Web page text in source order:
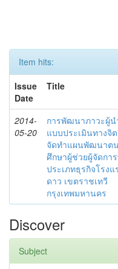
Item hits:
Issue
Date
Title
2014-
05-20
การพัฒนาภาวะผู้น
แบบประเมินทางจิ
จัดทำแผนพัฒนาต
ศึกษาผู้ช่วยผู้จัดกา
ประเภทธุรกิจโรง
ดาว เขตราชเทวี
กรุงเทพมหานคร
Discover
Subject